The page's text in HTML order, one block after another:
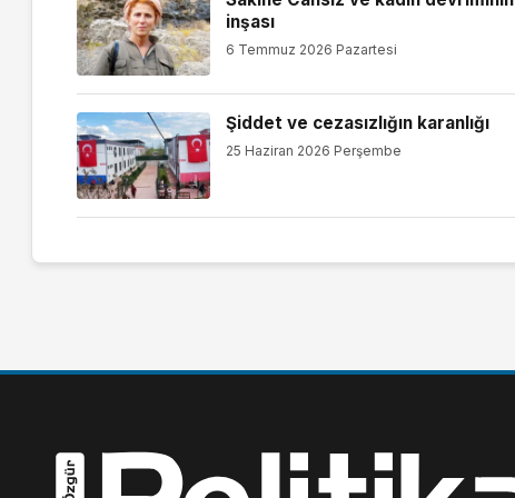
inşası
6 Temmuz 2026 Pazartesi
Şiddet ve cezasızlığın karanlığı
25 Haziran 2026 Perşembe